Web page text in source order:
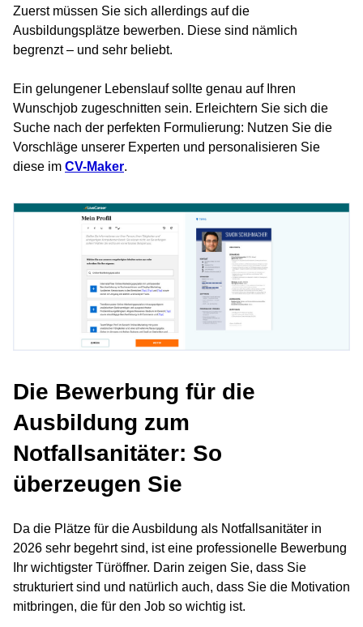
Zuerst müssen Sie sich allerdings auf die
Ausbildungsplätze bewerben. Diese sind nämlich
begrenzt – und sehr beliebt.
Ein gelungener Lebenslauf sollte genau auf Ihren
Wunschjob zugeschnitten sein. Erleichtern Sie sich die
Suche nach der perfekten Formulierung: Nutzen Sie die
Vorschläge unserer Experten und personalisieren Sie
diese im CV-Maker.
Die Bewerbung für die
Ausbildung zum
Notfallsanitäter: So
überzeugen Sie
Da die Plätze für die Ausbildung als Notfallsanitäter in
2026 sehr begehrt sind, ist eine professionelle Bewerbung
Ihr wichtigster Türöffner. Darin zeigen Sie, dass Sie
strukturiert sind und natürlich auch, dass Sie die Motivation
mitbringen, die für den Job so wichtig ist.